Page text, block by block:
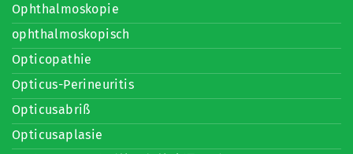
Ophthalmoskopie
ophthalmoskopisch
Opticopathie
Opticus-Perineuritis
Opticusabriß
Opticusaplasie